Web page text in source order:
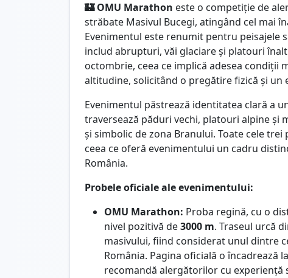
🏰 OMU Marathon este o competiție de
străbate Masivul Bucegi, atingând cel mai
Evenimentul este renumit pentru peisajele
includ abrupturi, văi glaciare și platouri
octombrie, ceea ce implică adesea condiții
altitudine, solicitând o pregătire fizică și
Evenimentul păstrează identitatea clară a
traversează păduri vechi, platouri alpine și
și simbolic de zona Branului. Toate cele trei
ceea ce oferă evenimentului un cadru
România.
Probele oficiale ale evenimentului:
OMU Marathon: Proba regină, cu o
nivel pozitivă de3000 m. Traseul urcă
masivului, fiind considerat unul dintre
România. Pagina oficială o încadrează
recomandă alergătorilor cu